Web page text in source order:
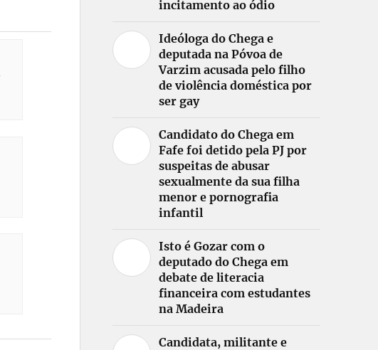
incitamento ao ódio
Ideóloga do Chega e
deputada na Póvoa de
Varzim acusada pelo filho
de violência doméstica por
ser gay
Candidato do Chega em
Fafe foi detido pela PJ por
suspeitas de abusar
sexualmente da sua filha
menor e pornografia
infantil
Isto é Gozar com o
deputado do Chega em
debate de literacia
financeira com estudantes
na Madeira
Candidata, militante e